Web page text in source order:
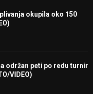
okupila oko 150
održan peti po redu turnir
VIDEO)